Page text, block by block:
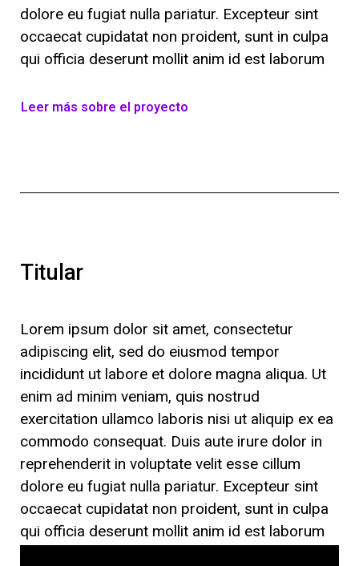
dolore eu fugiat nulla pariatur. Excepteur sint
occaecat cupidatat non proident, sunt in culpa
qui officia deserunt mollit anim id est laborum
Leer más sobre el proyecto
Titular
Lorem ipsum dolor sit amet, consectetur
adipiscing elit, sed do eiusmod tempor
incididunt ut labore et dolore magna aliqua. Ut
enim ad minim veniam, quis nostrud
exercitation ullamco laboris nisi ut aliquip ex ea
commodo consequat. Duis aute irure dolor in
reprehenderit in voluptate velit esse cillum
dolore eu fugiat nulla pariatur. Excepteur sint
occaecat cupidatat non proident, sunt in culpa
qui officia deserunt mollit anim id est laborum